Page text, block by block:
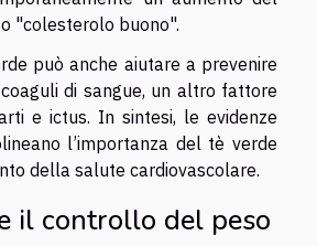
"colesterolo buono".
può anche aiutare a prevenire
di sangue, un altro fattore
e ictus. In sintesi, le evidenze
l’importanza del tè verde
della salute cardiovascolare.
il controllo del peso